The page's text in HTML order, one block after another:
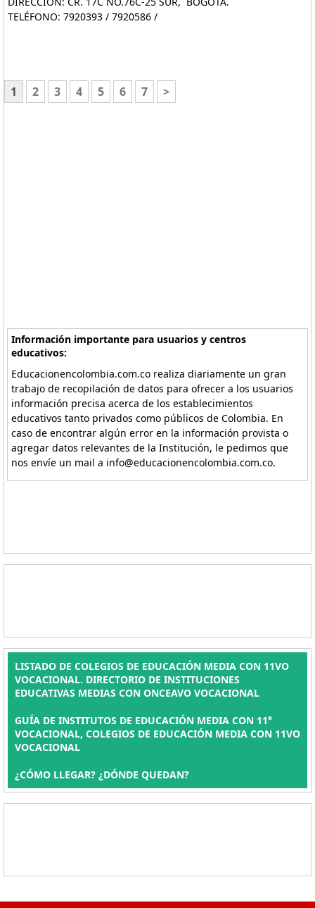
TELÉFONO: 7920393 / 7920586 /
1 2 3 4 5 6 7 >
Información importante para usuarios y centros
educativos:
Educacionencolombia.com.co realiza diariamente un gran
trabajo de recopilación de datos para ofrecer a los usuarios
información precisa acerca de los establecimientos
educativos tanto privados como públicos de Colombia. En
caso de encontrar algún error en la información provista o
agregar datos relevantes de la Institución, le pedimos que
nos envíe un mail a info@educacionencolombia.com.co.
LISTADO DE COLEGIOS DE EDUCACIÓN MEDIA CON 11VO
VOCACIONAL. DIRECTORIO DE INSTITUCIONES
EDUCATIVAS MEDIAS CON ONCEAVO VOCACIONAL
GUÍA DE INSTITUTOS DE EDUCACIÓN MEDIA CON 11°
VOCACIONAL, COLEGIOS DE EDUCACIÓN MEDIA CON 11VO
VOCACIONAL
¿CÓMO LLEGAR? ¿DÓNDE QUEDAN?